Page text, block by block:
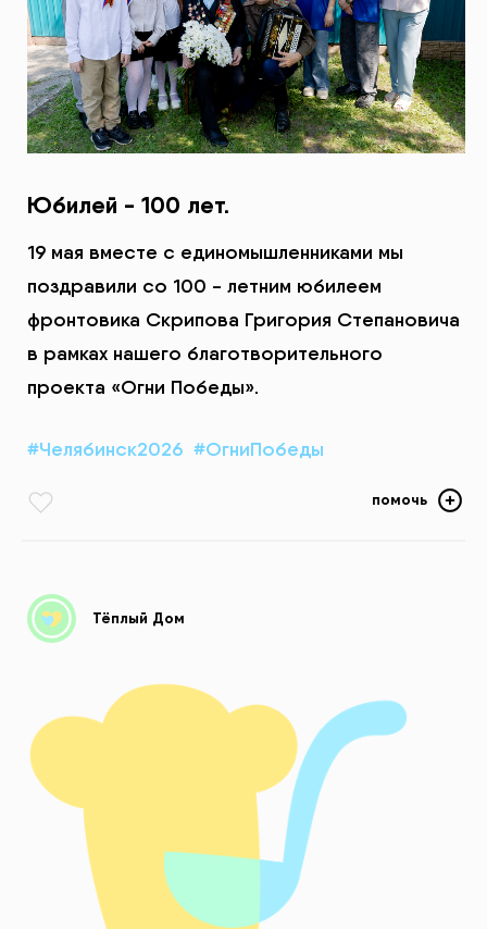
Юбилей - 100 лет.
19 мая вместе с единомышленниками мы
поздравили со 100 - летним юбилеем
фронтовика Скрипова Григория Степановича
в рамках нашего благотворительного
проекта «Огни Победы».
#Челябинск2026 #ОгниПобеды
помочь
Тёплый Дом